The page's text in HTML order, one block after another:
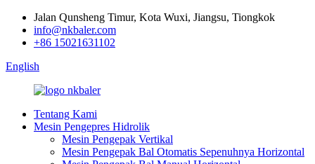
Jalan Qunsheng Timur, Kota Wuxi, Jiangsu, Tiongkok
info@nkbaler.com
+86 15021631102
English
Tentang Kami
Mesin Pengepres Hidrolik
Mesin Pengepak Vertikal
Mesin Pengepak Bal Otomatis Sepenuhnya Horizontal